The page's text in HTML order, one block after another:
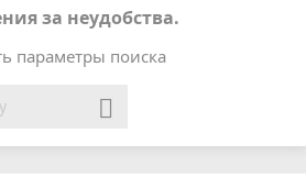
за неудобства.
параметры поиска
